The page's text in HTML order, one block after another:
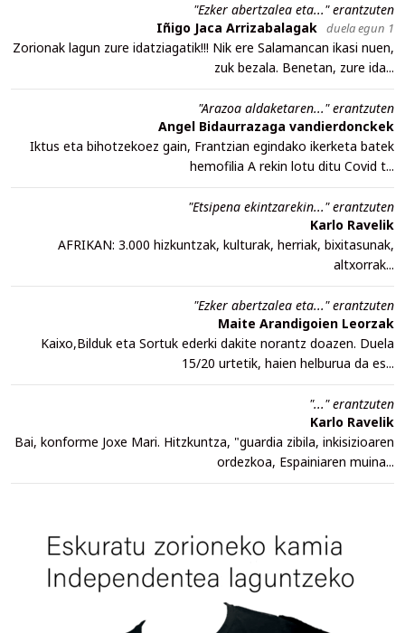
"Ezker abertzalea eta..." erantzuten
Iñigo Jaca Arrizabalagak duela egun 1
Zorionak lagun zure idatziagatik!!! Nik ere Salamancan ikasi nuen,
zuk bezala. Benetan, zure ida...
"Arazoa aldaketaren..." erantzuten
Angel Bidaurrazaga vandierdonckek
Iktus eta bihotzekoez gain, Frantzian egindako ikerketa batek
hemofilia A rekin lotu ditu Covid t...
"Etsipena ekintzarekin..." erantzuten
Karlo Ravelik
AFRIKAN: 3.000 hizkuntzak, kulturak, herriak, bixitasunak,
altxorrak...
"Ezker abertzalea eta..." erantzuten
Maite Arandigoien Leorzak
Kaixo,Bilduk eta Sortuk ederki dakite norantz doazen. Duela
15/20 urtetik, haien helburua da es...
"..." erantzuten
Karlo Ravelik
Bai, konforme Joxe Mari. Hitzkuntza, "guardia zibila, inkisizioaren
ordezkoa, Espainiaren muina...